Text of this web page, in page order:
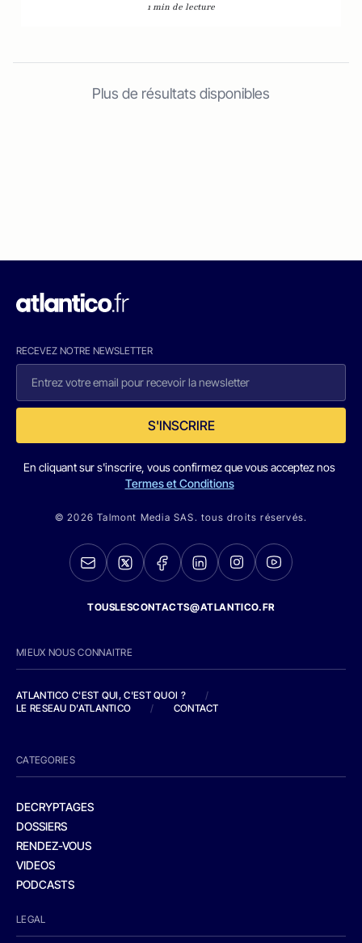
1 min de lecture
Plus de résultats disponibles
RECEVEZ NOTRE NEWSLETTER
S'INSCRIRE
En cliquant sur s'inscrire, vous confirmez que vous acceptez nos
Termes et Conditions
© 2026 Talmont Media SAS. tous droits réservés.
TOUSLESCONTACTS@ATLANTICO.FR
MIEUX NOUS CONNAITRE
ATLANTICO C'EST QUI, C'EST QUOI ?
/
LE RESEAU D'ATLANTICO
/ CONTACT
CATEGORIES
DECRYPTAGES
DOSSIERS
RENDEZ-VOUS
VIDEOS
PODCASTS
LEGAL